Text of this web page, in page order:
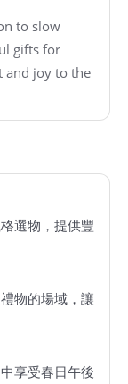
to slow
gifts for
and joy to the
選物，提供豐
物的場域，讓
享受春日午後